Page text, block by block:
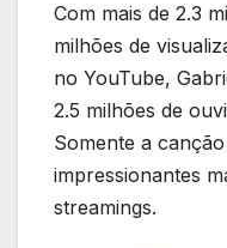
Com mais de 2.3
milhões de
no YouTube,
2.5 milhões de
Somente a
impressionantes
streamings.